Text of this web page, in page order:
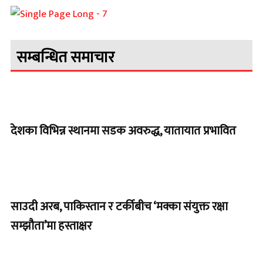
सम्बन्धित समाचार
देशका विभिन्न स्थानमा सडक अवरुद्ध, यातायात प्रभावित
साउदी अरब, पाकिस्तान र टर्कीबीच ‘मक्का संयुक्त रक्षा
सम्झौता’मा हस्ताक्षर